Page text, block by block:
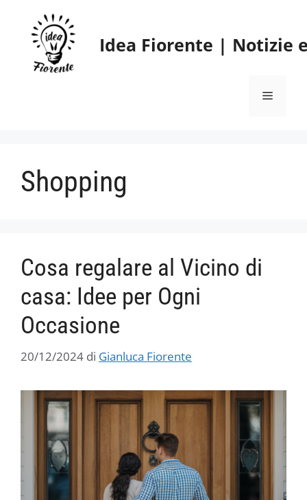
contenuto
Idea Fiorente | Notizie
Menu
Shopping
Cosa regalare al Vicino di
casa: Idee per Ogni
Occasione
20/12/2024 di Gianluca Fiorente